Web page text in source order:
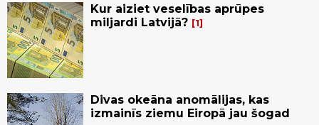
Kur aiziet veselības aprūpes
miljardi Latvijā?
1
Divas okeāna anomālijas, kas
izmainīs ziemu Eiropā jau šogad